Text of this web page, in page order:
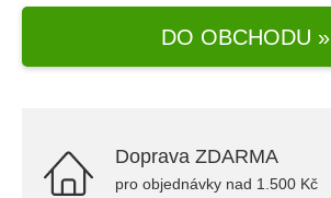
DO OBCHODU »
Doprava ZDARMA
pro objednávky nad 1.500 Kč